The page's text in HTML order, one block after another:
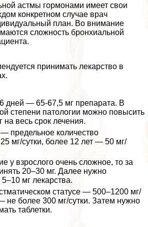
астмы гормонами имеет свои
конкретном случае врач
план. Во внимание
сложность бронхиальной
принимать лекарство в
дней — 65-67,5 мг препарата. В
степени патологии можно повысить
на весь срок лечения.
предельное количество
мг/сутки, более 12 лет — 50 мг/
у взрослого очень сложное, то за
20–30 мг. Далее нужно
мг лекарства.
статусе — 500–1200 мг/
не более 300 мг/сутки. Затем нужно
таблетки.